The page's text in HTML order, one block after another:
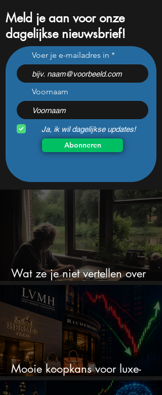
Omzetstijging van 47
procent voor dit
Nederlandse bedrijf
Meld je aan voor onze
dagelijkse nieuwsbrief!
Voer je e-mailadres in
Voornaam
Ja, ik wil dagelijkse updates!
Abonneren
Wat ze je niet vertellen over
erfbelasting
Mooie koopkans voor luxe-
aandelen door recente correctie?